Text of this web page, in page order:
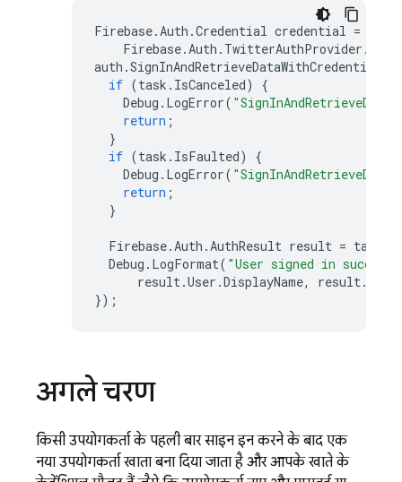
Firebase.Auth .Credential credential =
Firebase.Auth . TwitterAuthProvider .
auth .
if (task . IsCanceled)
{
Debug . LogError(
return ;
}
if (task . IsFaulted)
{
Debug . LogError(
return ;
}
Firebase.Auth .AuthResult result = task
Debug . LogFormat( "User signed in
result.User .DisplayName, result.
});
अगले चरण
किसी उपयोगकर्ता के पहली बार साइन इन करने के बाद, एक
नया उपयोगकर्ता खाता बना दिया जाता है और आपके खाते के